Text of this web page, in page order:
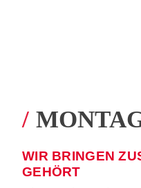
/
WIR BRINGEN
GEHÖRT